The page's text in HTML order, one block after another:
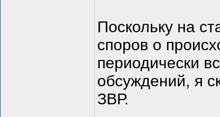
Поскольку на
споров о
периодически
обсуждений, я
ЗВР.